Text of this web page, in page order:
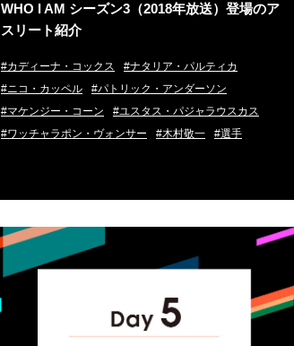
WHO I AM シーズン3（2018年放送）登場のア
スリート紹介
#カディーナ・コックス
#ナタリア・パルティカ
#ニコ・カッペル
#パトリック・アンダーソン
#マケンジー・コーン
#ユスタス・パジャラウスカス
#ワッチャラポン・ヴォンサー
#木村敬一 #選手